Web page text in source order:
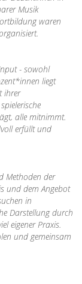
Musik
waren
- sowohl
liegt
ihrer
alle mitnimmt.
erfüllt und
Methoden der
und dem Angebot
in
Darstellung durch
eigener Praxis.
und gemeinsam